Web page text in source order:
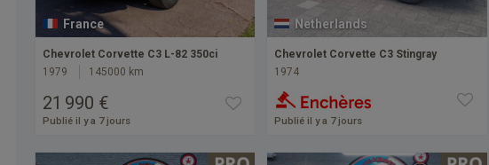
France
Chevrolet Corvette C3 L-82 350ci
1979
145000 km
21 990 €
Publié il y a 7 jours
Netherlands
Chevrolet Corvette C3 Stingray
1974
Publié il y a 7 jours